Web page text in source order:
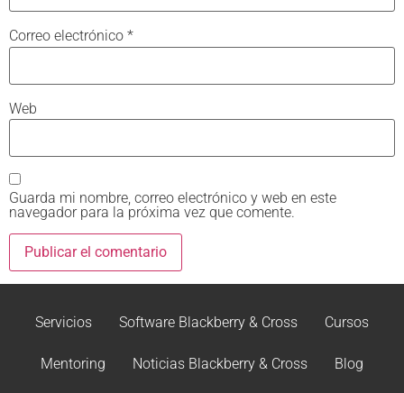
Correo electrónico *
Web
Guarda mi nombre, correo electrónico y web en este
navegador para la próxima vez que comente.
Servicios Software Blackberry & Cross Cursos
Mentoring Noticias Blackberry & Cross Blog